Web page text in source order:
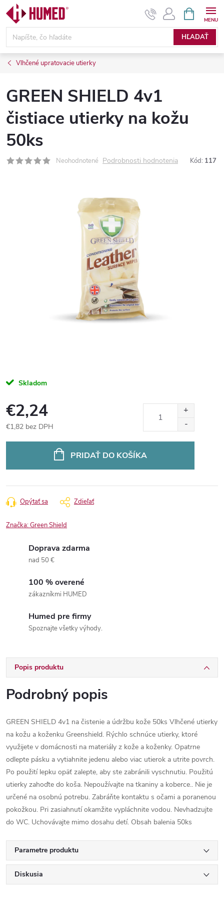
Prejsť
obsah
HĽADAŤ
KOŠÍK
Vlhčené upratovacie utierky
GREEN SHIELD 4v1
čistiace utierky na kožu
50ks
Neohodnotené Podrobnosti hodnotenia Kód: 117
Skladom
€2,24
€1,82 bez DPH
PRIDAŤ DO KOŠÍKA
Opýtať sa Zdieľať
Značka:Green Shield
Doprava zdarma
nad 50 €
100 % overené
zákazníkmi HUMED
Humed pre firmy
Spoznajte všetky výhody.
Popis produktu
Podrobný popis
GREEN SHIELD 4v1 na čistenie a údržbu kože 50ks Vlhčené utierky
na kožu a koženku Greenshield. Rýchlo schnúce utierky, ktoré
využijete v domácnosti na materiály z kože a koženky. Opatrne
odlepte pásku a vytiahnite jedenu alebo viac utierok a utrite povrch.
Po použití lepku opäť zalepte, aby ste zabránili vyschnutiu. Použitú
utierky zahoďte do koša. Nepoužívajte na tkaniny a koberce.. Nie je
určené na osobnú potrebu. Zabráňte kontaktu s očami a poranenou
pokožkou. Pri zasiahnutí okamžite vypláchnite vodou. Nevhadzujte
do WC. Uchovávajte mimo dosahu detí. Obsah balenia 50ks
Parametre produktu
Diskusia